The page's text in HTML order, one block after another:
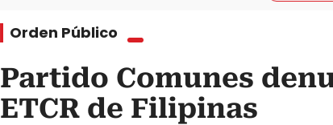
Orden Público
Partido Comunes
ETCR de Filipinas